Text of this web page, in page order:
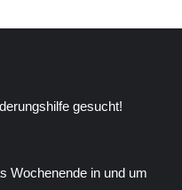
gesucht!
Wochenende in und um